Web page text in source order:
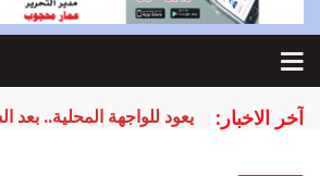
آخر الاخبار: يعود للواجهة المحلية..